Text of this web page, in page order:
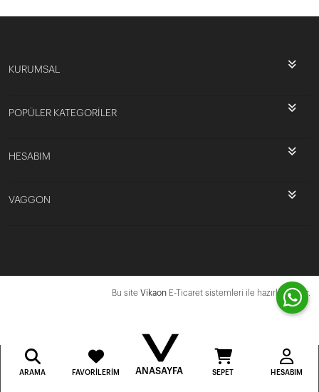
KURUMSAL
POPÜLER KATEGORİLER
HESABIM
VAGGON
Bu site Vikaon E-Ticaret sistemleri ile hazırlanmıştır.
ARAMA FAVORILERIM ANASAYFA SEPET HESABIM